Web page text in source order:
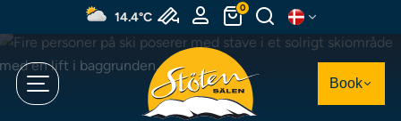
til
hovedindhold
14.4°C
0
Book